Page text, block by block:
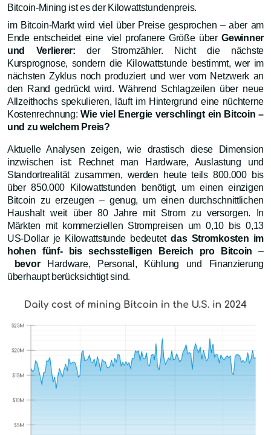
Bitcoin-Mining ist es der Kilowattstundenpreis.
im Bitcoin-Markt wird viel über Preise gesprochen – aber am
Ende entscheidet eine viel profanere Größe überGewinner
und Verlierer: der Stromzähler. Nicht die nächste
Kursprognose, sondern die Kilowattstunde bestimmt, wer im
nächsten Zyklus noch produziert und wer vom Netzwerk an
den Rand gedrückt wird. Während Schlagzeilen über neue
Allzeithochs spekulieren, läuft im Hintergrund eine nüchterne
Kostenrechnung:Wie viel Energie verschlingt ein Bitcoin –
und zu welchem Preis?
Aktuelle Analysen zeigen, wie drastisch diese Dimension
inzwischen ist: Rechnet man Hardware, Auslastung und
Standortrealität zusammen, werden heute teils 800.000 bis
über 850.000 Kilowattstunden benötigt, um einen einzigen
Bitcoin zu erzeugen – genug, um einen durchschnittlichen
Haushalt weit über 80 Jahre mit Strom zu versorgen. In
Märkten mit kommerziellen Strompreisen um 0,10 bis 0,13
US‑Dollar je Kilowattstunde bedeutetdas Stromkosten im
hohen fünf- bis sechsstelligen Bereich pro Bitcoin –
bevorHardware, Personal, Kühlung und Finanzierung
überhaupt berücksichtigt sind.